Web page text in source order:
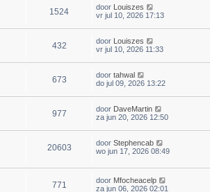
1524 door Louiszes
vr jul 10, 2026 17:13
432 door Louiszes
vr jul 10, 2026 11:33
673 door tahwal
do jul 09, 2026 13:22
977 door DaveMartin
za jun 20, 2026 12:50
20603 door Stephencab
wo jun 17, 2026 08:49
771 door Mfocheacelp
za jun 06, 2026 02:01